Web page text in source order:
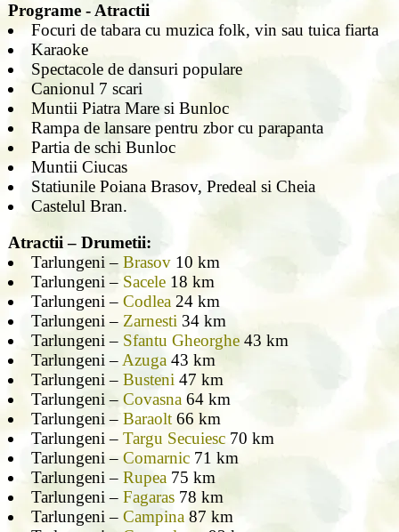
Programe - Atractii
Focuri de tabara cu muzica folk, vin sau tuica fiarta
Karaoke
Spectacole de dansuri populare
Canionul 7 scari
Muntii Piatra Mare si Bunloc
Rampa de lansare pentru zbor cu parapanta
Partia de schi Bunloc
Muntii Ciucas
Statiunile Poiana Brasov, Predeal si Cheia
Castelul Bran.
Atractii – Drumetii:
Tarlungeni – Brasov10 km
Tarlungeni – Sacele18 km
Tarlungeni – Codlea 24 km
Tarlungeni – Zarnesti 34 km
Tarlungeni – Sfantu Gheorghe43 km
Tarlungeni – Azuga 43 km
Tarlungeni – Busteni 47 km
Tarlungeni – Covasna64 km
Tarlungeni – Baraolt66 km
Tarlungeni – Targu Secuiesc70 km
Tarlungeni – Comarnic71 km
Tarlungeni – Rupea75 km
Tarlungeni – Fagaras78 km
Tarlungeni – Campina87 km